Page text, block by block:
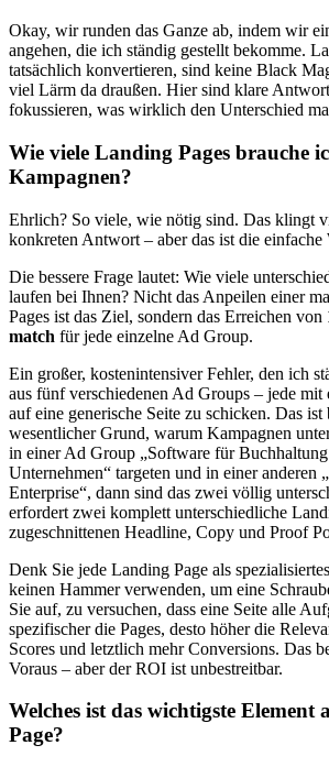
Okay, wir runden das Ganze ab, indem wir
angehen, die ich ständig gestellt bekomme.
tatsächlich konvertieren, sind keine Black
viel Lärm da draußen. Hier sind klare
fokussieren, was wirklich den Unterschied
Wie viele Landing Pages brauche
Kampagnen?
Ehrlich? So viele, wie nötig sind. Das klingt
konkreten Antwort – aber das ist die einfache
Die bessere Frage lautet: Wie viele
laufen bei Ihnen? Nicht das Anpeilen einer
Pages ist das Ziel, sondern das Erreichen von
match für jede einzelne Ad Group.
Ein großer, kostenintensiver Fehler, den ich
aus fünf verschiedenen Ad Groups – jede mit
auf eine generische Seite zu schicken. Das ist
wesentlicher Grund, warum Kampagnen
in einer Ad Group „Software für
Unternehmen“ targeten und in einer anderen
Enterprise“, dann sind das zwei völlig
erfordert zwei komplett unterschiedliche
zugeschnittenen Headline, Copy und Proof
Denk Sie jede Landing Page als
keinen Hammer verwenden, um eine
Sie auf, zu versuchen, dass eine Seite alle
spezifischer die Pages, desto höher die
Scores und letztlich mehr Conversions. Das
Voraus – aber der ROI ist unbestreitbar.
Welches ist das wichtigste
Page?